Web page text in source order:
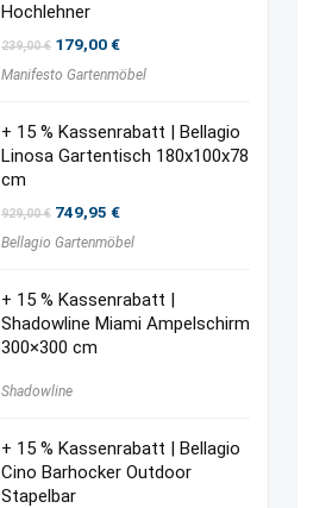
Hochlehner
239,00€ Ursprünglicher
war:
179,00€Aktueller
ist:
Manifesto Gartenmöbel
+ 15 % Kassenrabatt | Bellagio
Linosa Gartentisch 180x100x78
cm
929,00€ Ursprünglicher
war:
749,95 €Aktueller
ist:
Bellagio Gartenmöbel
+ 15 % Kassenrabatt |
Shadowline Miami Ampelschirm
300×300 cm
Shadowline
+ 15 % Kassenrabatt | Bellagio
Cino Barhocker Outdoor
Stapelbar